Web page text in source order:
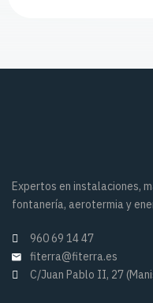
Expertos en instalaciones,
fontanería, aerotermia y
960 69 14 47
fiterra@fiterra.es
C/Juan Pablo II, 27